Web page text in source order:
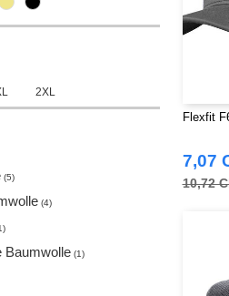
2XL
(5)
(4)
Baumwolle (1)
Flexfit
7,07
10,72